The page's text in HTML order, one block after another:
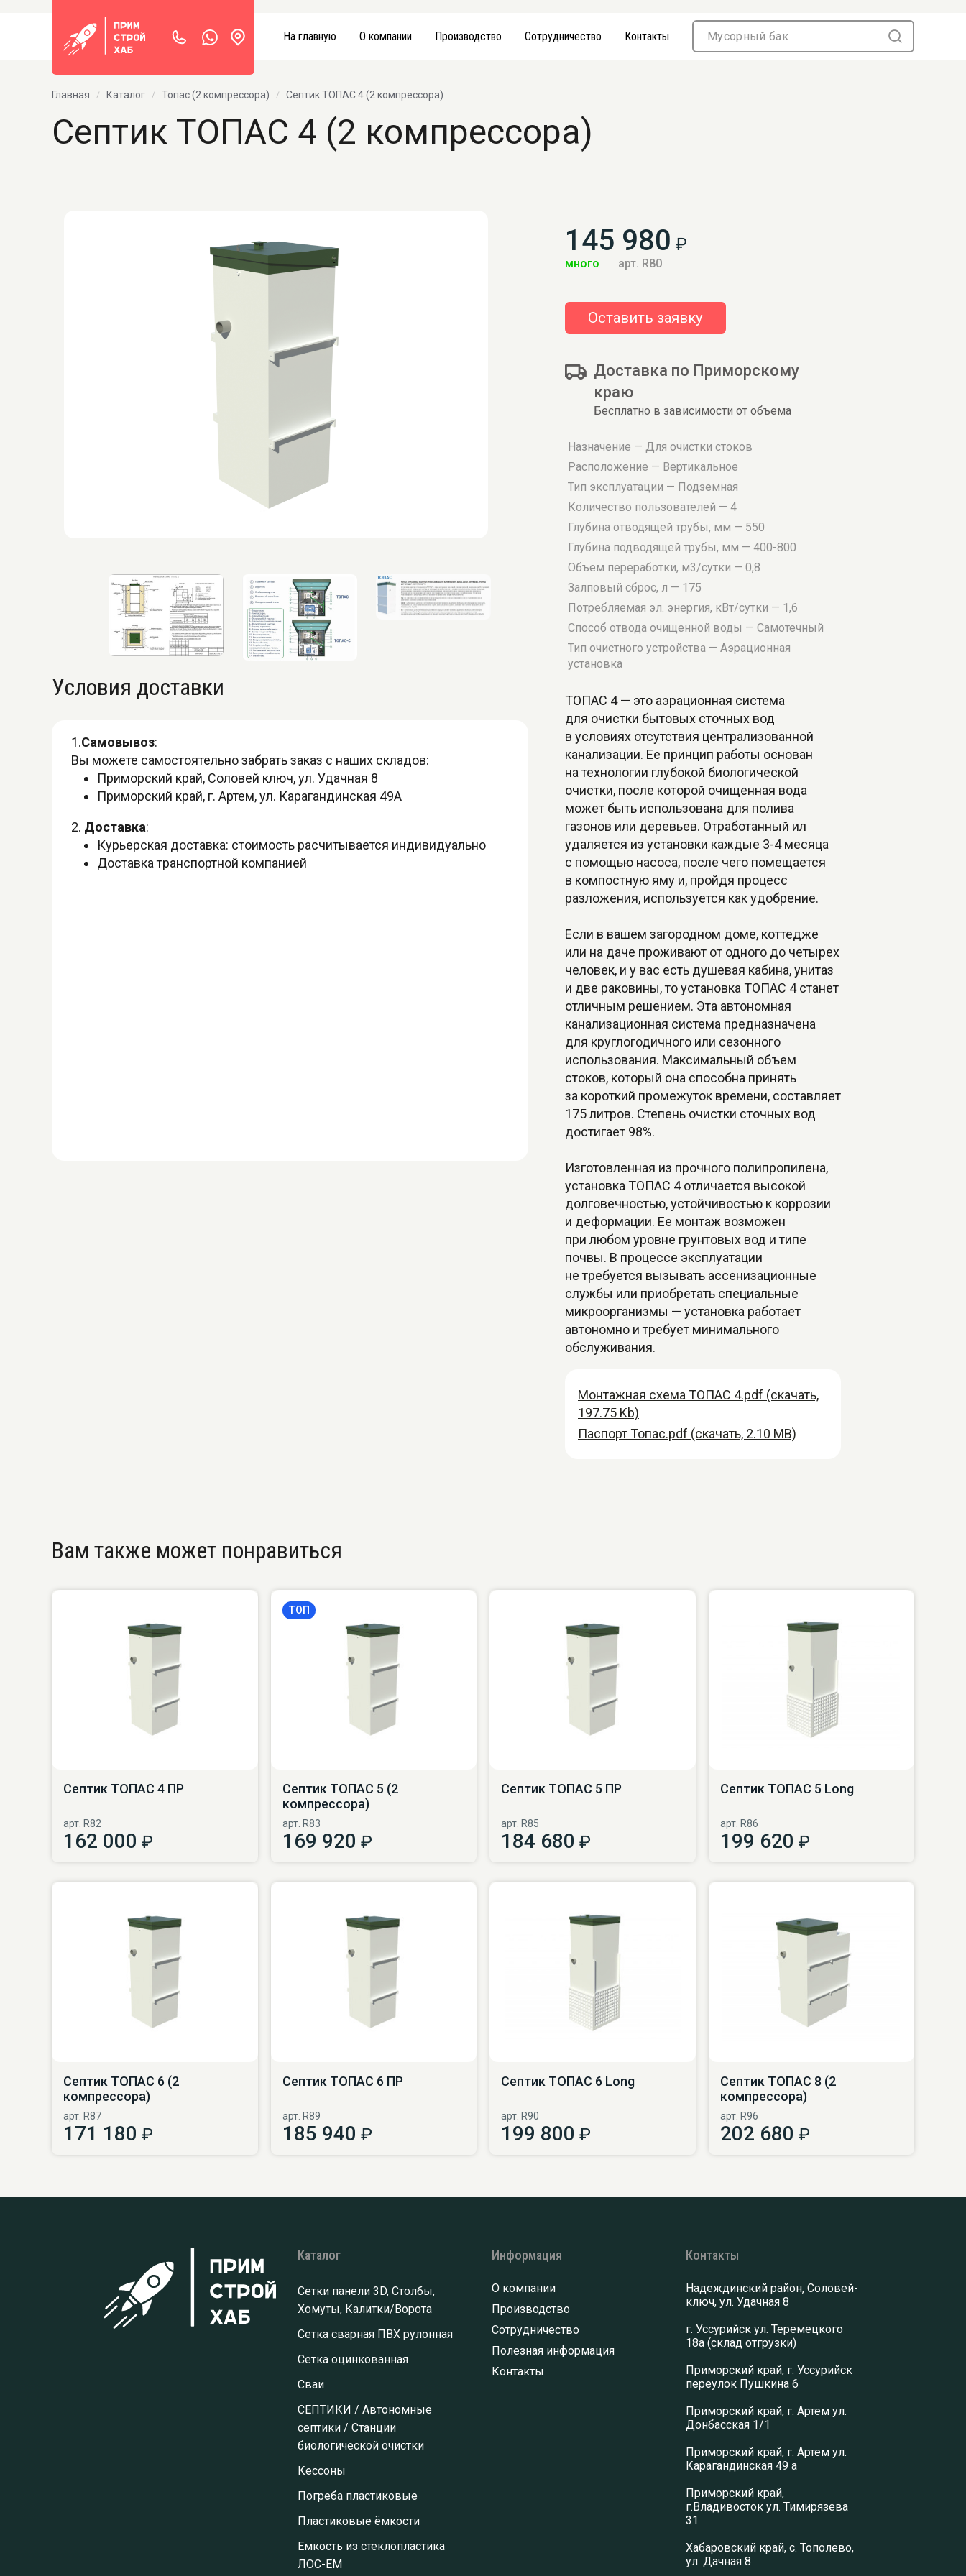
На главную О компании Производство Сотрудничество Контакты
Главная Каталог Топас (2 компрессора) Септик ТОПАС 4 (2 компрессора)
Септик ТОПАС 4 (2 компрессора)
Условия доставки
1.Самовывоз:
Вы можете самостоятельно забрать заказ с наших складов:
Приморский край, Соловей ключ, ул. Удачная 8
Приморский край, г. Артем, ул. Карагандинская 49А
2. Доставка:
Курьерская доставка: стоимость расчитывается индивидуально
Доставка транспортной компанией
145 980 ₽
много арт. R80
Оставить заявку
Доставка по Приморскому
краю
Бесплатно в зависимости от объема
Назначение — Для очистки стоков
Расположение — Вертикальное
Тип эксплуатации — Подземная
Количество пользователей — 4
Глубина отводящей трубы, мм — 550
Глубина подводящей трубы, мм — 400-800
Объем переработки, м3/сутки — 0,8
Залповый сброс, л — 175
Потребляемая эл. энергия, кВт/сутки — 1,6
Способ отвода очищенной воды — Самотечный
Тип очистного устройства — Аэрационная
установка
ТОПАС 4 — это аэрационная система
для очистки бытовых сточных вод
в условиях отсутствия централизованной
канализации. Ее принцип работы основан
на технологии глубокой биологической
очистки, после которой очищенная вода
может быть использована для полива
газонов или деревьев. Отработанный ил
удаляется из установки каждые 3-4 месяца
с помощью насоса, после чего помещается
в компостную яму и, пройдя процесс
разложения, используется как удобрение.
Если в вашем загородном доме, коттедже
или на даче проживают от одного до четырех
человек, и у вас есть душевая кабина, унитаз
и две раковины, то установка ТОПАС 4 станет
отличным решением. Эта автономная
канализационная система предназначена
для круглогодичного или сезонного
использования. Максимальный объем
стоков, который она способна принять
за короткий промежуток времени, составляет
175 литров. Степень очистки сточных вод
достигает 98%.
Изготовленная из прочного полипропилена,
установка ТОПАС 4 отличается высокой
долговечностью, устойчивостью к коррозии
и деформации. Ее монтаж возможен
при любом уровне грунтовых вод и типе
почвы. В процессе эксплуатации
не требуется вызывать ассенизационные
службы или приобретать специальные
микроорганизмы — установка работает
автономно и требует минимального
обслуживания.
Монтажная схема ТОПАС 4.pdf (скачать,
197.75 Kb)
Паспорт Топас.pdf (скачать, 2.10 MB)
Вам также может понравиться
Септик ТОПАС 4 ПР
арт. R82
162 000 ₽
ТОП
Септик ТОПАС 5 (2
компрессора)
арт. R83
169 920 ₽
Септик ТОПАС 5 ПР
арт. R85
184 680 ₽
Септик ТОПАС 5 Long
арт. R86
199 620 ₽
Септик ТОПАС 6 (2
компрессора)
арт. R87
171 180 ₽
Септик ТОПАС 6 ПР
арт. R89
185 940 ₽
Септик ТОПАС 6 Long
арт. R90
199 800 ₽
Септик ТОПАС 8 (2
компрессора)
арт. R96
202 680 ₽
Каталог
Сетки панели 3D, Столбы,
Хомуты, Калитки/Ворота
Сетка сварная ПВХ рулонная
Сетка оцинкованная
Сваи
СЕПТИКИ / Автономные
септики / Станции
биологической очистки
Кессоны
Погреба пластиковые
Пластиковые ёмкости
Емкость из стеклопластика
ЛОС-ЕМ
Информация
О компании
Производство
Сотрудничество
Полезная информация
Контакты
Контакты
Надеждинский район, Соловей-
ключ, ул. Удачная 8
г. Уссурийск ул. Теремецкого
18а (склад отгрузки)
Приморский край, г. Уссурийск
переулок Пушкина 6
Приморский край, г. Артем ул.
Донбасская 1/1
Приморский край, г. Артем ул.
Карагандинская 49 а
Приморский край,
г.Владивосток ул. Тимирязева
31
Хабаровский край, с. Тополево,
ул. Дачная 8